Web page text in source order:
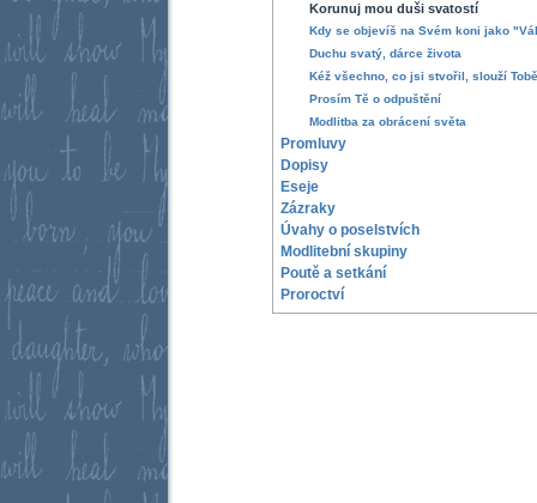
Korunuj mou duši svatostí
Kdy se objevíš na Svém koni jako
Duchu svatý, dárce života
Kéž všechno, co jsi stvořil, slouží
Prosím Tě o odpuštění
Modlitba za obrácení světa
Promluvy
Dopisy
Eseje
Zázraky
Úvahy o poselstvích
Modlitební skupiny
Poutě a setkání
Proroctví